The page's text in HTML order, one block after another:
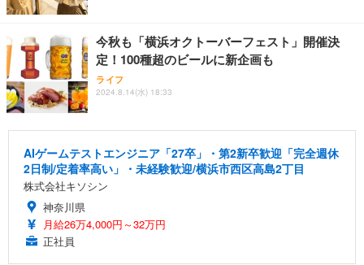
今秋も「横浜オクトーバーフェスト」開催決
定！100種超のビールに新企画も
ライフ
2024.8.14(水) 18:33
AIゲームテストエンジニア「27卒」・第2新卒歓迎「完全週休
2日制/定着率高い」・未経験歓迎/横浜市西区高島2丁目
株式会社キソシン
神奈川県
月給26万4,000円～32万円
正社員